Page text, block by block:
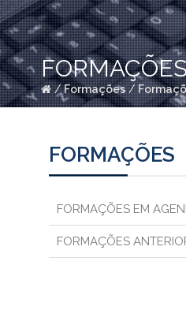
/ Formações /
FORMAÇÕES
FORMAÇÕES EM
FORMAÇÕES